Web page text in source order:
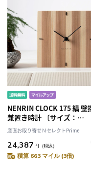
NENRIN CLOCK 175 縞 壁
兼置き時計 〔サイズ：
W175×H175×D40mm、
脚付き、単三電池1本〕［北
道・離島 配送不可］
産直お取り寄せＮセレクトPrime
24,387 円 （税込）
積算 663 マイル (3倍)